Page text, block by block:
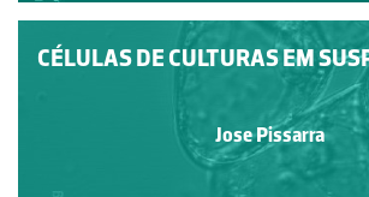
CÉLULAS DE CULTURAS EM
Jose Pissarra